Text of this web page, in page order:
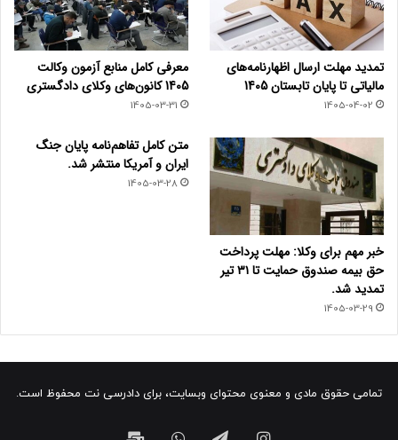
تمدید مهلت ارسال اظهارنامه‌های
مالیاتی تا پایان تابستان 1405
1405-04-02
معرفی کامل منابع آزمون وکالت
1405 کانون‌های وکلای دادگستری
1405-03-31
خبر مهم برای وکلا: مهلت پرداخت
حق بیمه صندوق حمایت تا ۳۱ تیر
تمدید شد.
1405-03-29
متن کامل تفاهم‌نامه پایان جنگ
ایران و آمریکا منتشر شد.
1405-03-28
تمامی حقوق مادی و معنوی محتوای وبسایت، برای دادرسی نت محفوظ است.